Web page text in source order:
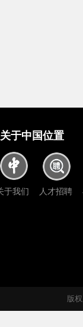
关于中国位置
于我们 人才招聘
版